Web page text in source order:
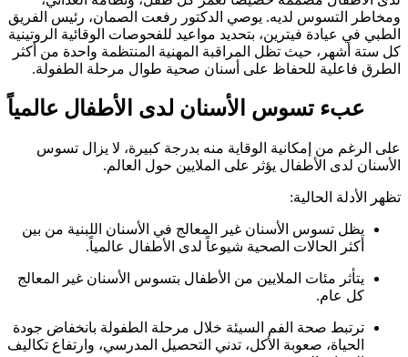
ومخاطر التسوس لديه. يوصي الدكتور رفعت الصمان، رئيس الفريق
الطبي في عيادة فيترين، بتحديد مواعيد للفحوصات الوقائية الروتينية
كل ستة أشهر، حيث تظل المراقبة المهنية المنتظمة واحدة من أكثر
الطرق فاعلية للحفاظ على أسنان صحية طوال مرحلة الطفولة.
عبء تسوس الأسنان لدى الأطفال عالمياً
على الرغم من إمكانية الوقاية منه بدرجة كبيرة، لا يزال تسوس
الأسنان لدى الأطفال يؤثر على الملايين حول العالم.
تظهر الأدلة الحالية:
يظل تسوس الأسنان غير المعالج في الأسنان اللبنية من بين
أكثر الحالات الصحية شيوعاً لدى الأطفال عالمياً.
يتأثر مئات الملايين من الأطفال بتسوس الأسنان غير المعالج
كل عام.
ترتبط صحة الفم السيئة خلال مرحلة الطفولة بانخفاض جودة
الحياة، صعوبة الأكل، تدني التحصيل المدرسي، وارتفاع تكاليف